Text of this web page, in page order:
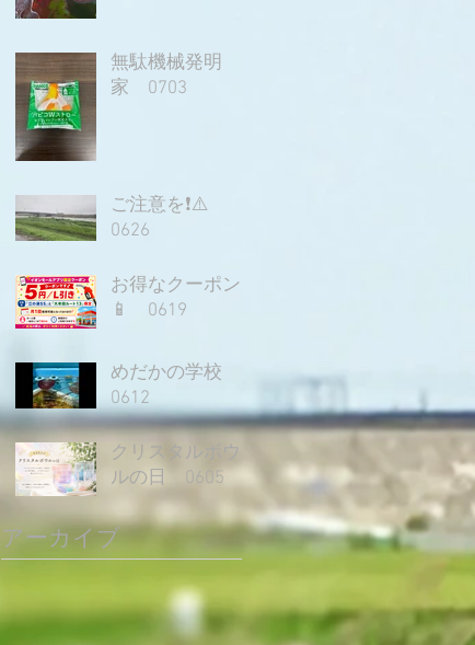
無駄機械発明
家 0703
ご注意を❗⚠️
0626
お得なクーポン
📱 0619
めだかの学校
0612
クリスタルボウ
ルの日 0605
アーカイブ